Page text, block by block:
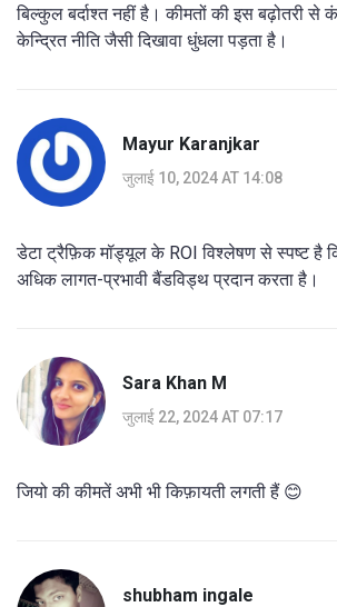
बिल्कुल बर्दाश्त नहीं है। कीमतों की इस बढ़ोतरी से
केन्द्रित नीति जैसी दिखावा धुंधला पड़ता है।
Mayur Karanjkar
जुलाई 10, 2024 AT 14:08
डेटा ट्रैफ़िक मॉड्यूल के ROI विश्लेषण से स्पष्ट है
अधिक लागत-प्रभावी बैंडविड्थ प्रदान करता है।
Sara Khan M
जुलाई 22, 2024 AT 07:17
जियो की कीमतें अभी भी किफ़ायती लगती हैं 😊
shubham ingale